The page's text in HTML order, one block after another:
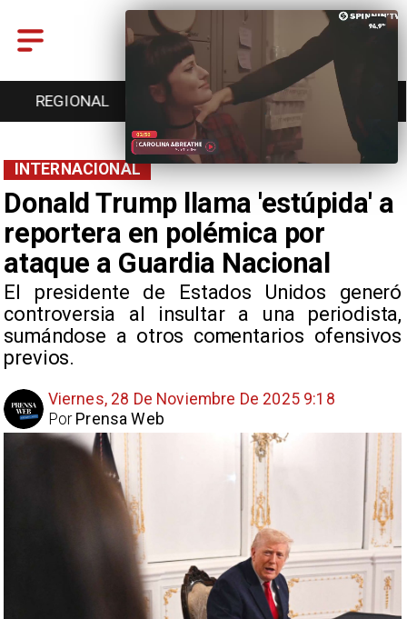
REGIONAL ENTRETENCIÓN DEPORTES
Donald Trump llama 'estúpida' a
reportera en polémica por
ataque a Guardia Nacional
El presidente de Estados Unidos generó
controversia al insultar a una periodista,
sumándose a otros comentarios ofensivos
previos.
INTERNACIONAL
Viernes, 28 De Noviembre De 2025 9:18
Prensa Web
Por